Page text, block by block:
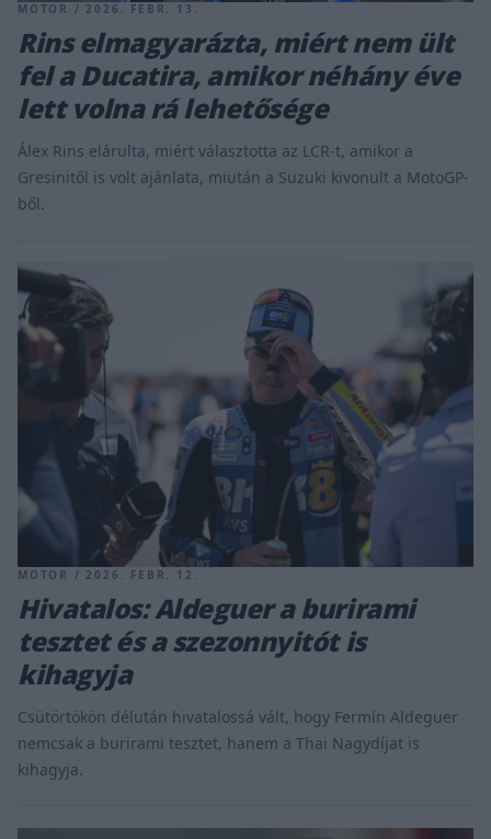
MOTOR / 2026. FEBR. 13.
Rins elmagyarázta, miért nem ült
fel a Ducatira, amikor néhány éve
lett volna rá lehetősége
Álex Rins elárulta, miért választotta az LCR-t, amikor a
Gresinitől is volt ajánlata, miután a Suzuki kivonult a MotoGP-
ből.
MOTOR / 2026. FEBR. 12.
Hivatalos: Aldeguer a burirami
tesztet és a szezonnyitót is
kihagyja
Csütörtökön délután hivatalossá vált, hogy Fermín Aldeguer
nemcsak a burirami tesztet, hanem a Thai Nagydíjat is
kihagyja.